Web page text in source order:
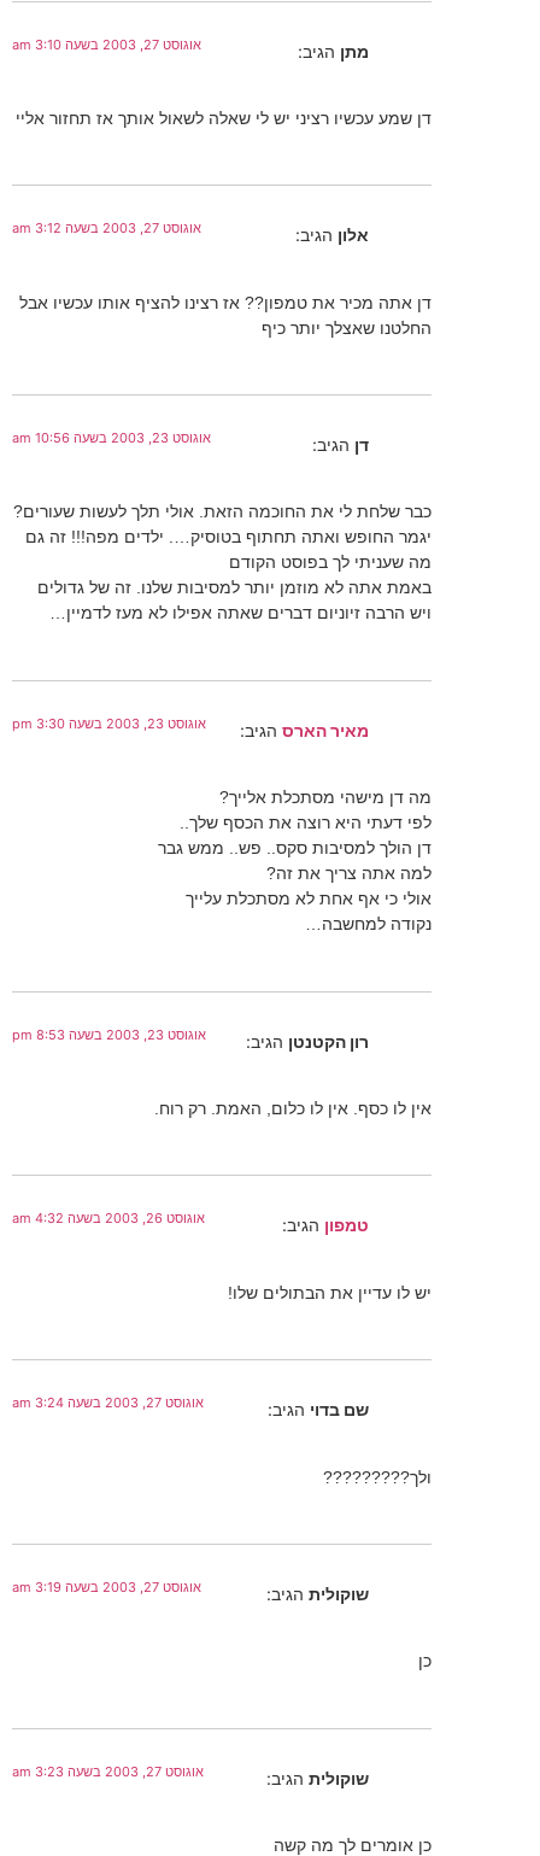
מתן הגיב: אוגוסט 27, 2003 בשעה 3:10 am
דן שמע עכשיו רציני יש לי שאלה לשאול אותך אז תחזור אליי
אלון הגיב: אוגוסט 27, 2003 בשעה 3:12 am
דן אתה מכיר את טמפון?? אז רצינו להציף אותו עכשיו אבל
החלטנו שאצלך יותר כיף
דן הגיב: אוגוסט 23, 2003 בשעה 10:56 am
כבר שלחת לי את החוכמה הזאת. אולי תלך לעשות שעורים?
יגמר החופש ואתה תחתוף בטוסיק…. ילדים מפה!!! זה גם
מה שעניתי לך בפוסט הקודם
באמת אתה לא מוזמן יותר למסיבות שלנו. זה של גדולים
ויש הרבה זיוניום דברים שאתה אפילו לא מעז לדמיין…
מאיר הארס הגיב: אוגוסט 23, 2003 בשעה 3:30 pm
מה דן מישהי מסתכלת אלייך?
לפי דעתי היא רוצה את הכסף שלך..
דן הולך למסיבות סקס.. פש.. ממש גבר
למה אתה צריך את זה?
אולי כי אף אחת לא מסתכלת עלייך
נקודה למחשבה…
רון הקטנטן הגיב: אוגוסט 23, 2003 בשעה 8:53 pm
אין לו כסף. אין לו כלום, האמת. רק רוח.
טמפון הגיב: אוגוסט 26, 2003 בשעה 4:32 am
יש לו עדיין את הבתולים שלו!
שם בדוי הגיב: אוגוסט 27, 2003 בשעה 3:24 am
ולך?????????
שוקולית הגיב: אוגוסט 27, 2003 בשעה 3:19 am
כן
שוקולית הגיב: אוגוסט 27, 2003 בשעה 3:23 am
כן אומרים לך מה קשה